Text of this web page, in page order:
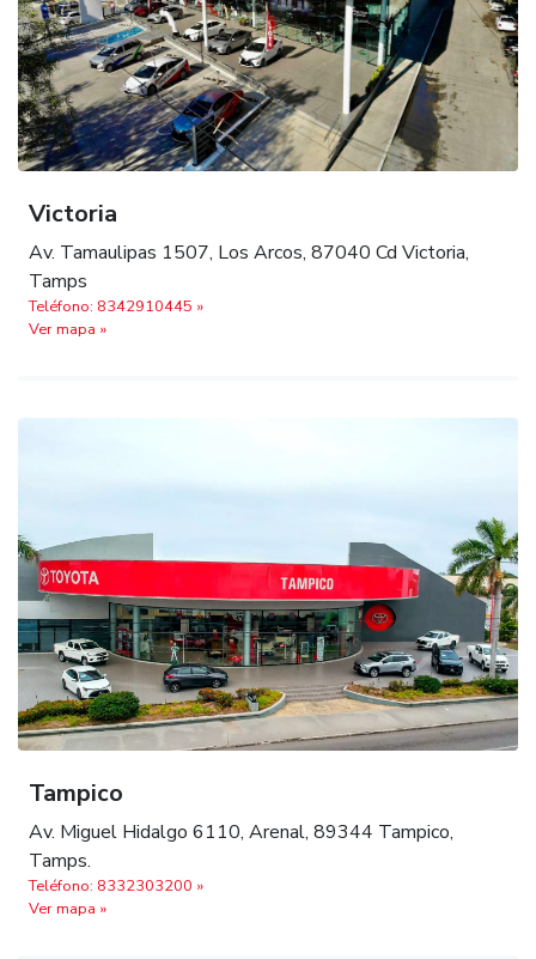
Victoria
Av. Tamaulipas 1507, Los Arcos, 87040 Cd Victoria,
Tamps
Teléfono: 8342910445 »
Ver mapa »
Tampico
Av. Miguel Hidalgo 6110, Arenal, 89344 Tampico,
Tamps.
Teléfono: 8332303200 »
Ver mapa »